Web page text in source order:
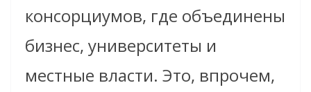
консорциумов, где объединены
бизнес, университеты и
местные власти. Это, впрочем,